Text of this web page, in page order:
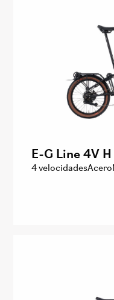
E-G Line 4V
4 velocidadesAcero